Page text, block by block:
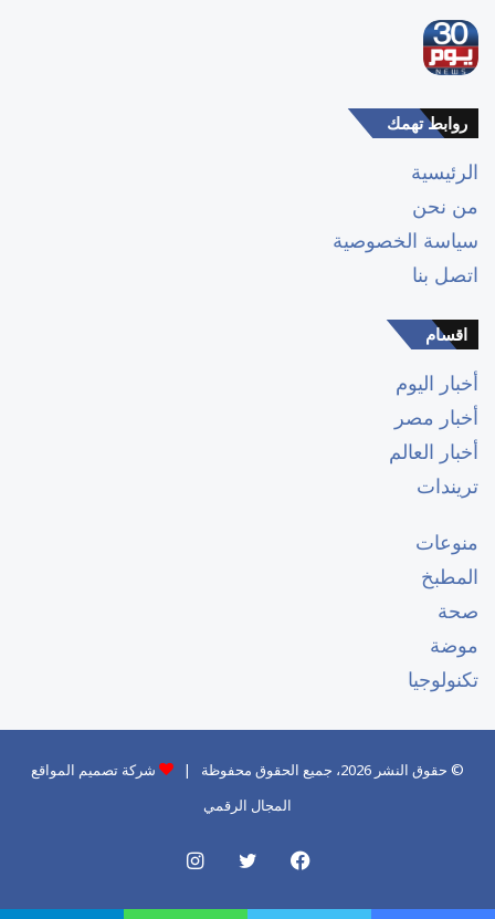
روابط تهمك
الرئيسية
من نحن
سياسة الخصوصية
اتصل بنا
اقسام
أخبار اليوم
أخبار مصر
أخبار العالم
تريندات
منوعات
المطبخ
صحة
موضة
تكنولوجيا
© حقوق النشر 2026، جميع الحقوق محفوظة |
شركة تصميم المواقع
المجال الرقمي
فيسبوك تويتر انستقرام